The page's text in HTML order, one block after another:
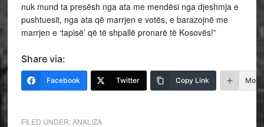
nuk mund ta presësh nga ata me mendësi nga djeshmja e
pushtuesit, nga ata që marrjen e votës, e barazojnë me
marrjen e ‘tapisë’ që të shpallë pronarë të Kosovës!”
Share via:
Facebook Twitter Copy Link More
FILED UNDER:ANALIZA